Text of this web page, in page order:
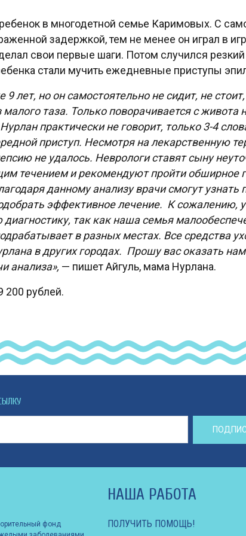
в многодетной семье Каримовых. С
задержкой, тем не менее он играл в
свои первые шаги. Потом случился резкий
стали мучить ежедневные приступы
9 лет, но онсамостоятельно не сидит, не
таза. Только поворачивается с живота
практически не говорит, только 3-4
приступ. Несмотря на лекарственную
не удалось. Неврологи ставят сыну
течением и рекомендуют пройти обширное
данному анализу врачи смогут узнать
эффективное лечение. К сожалению,
диагностику, так как наша семья
в разных местах. Все средства
в других городах. Прошувас оказать
анализа», — пишет Айгуль, мама Нурлана.
200 рублей.
фонд
НАША РАБОТА
ПОЛУЧИТЬ ПОМОЩЬ!